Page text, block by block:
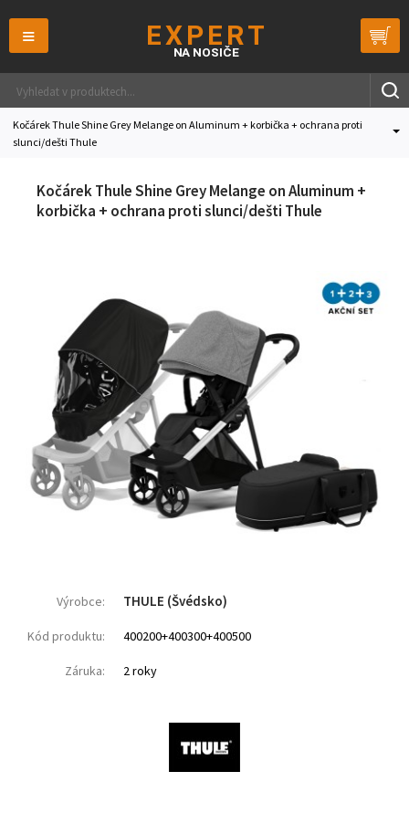
≡
Kočárek Thule Shine Grey Melange on Aluminum + korbička + ochrana proti
slunci/dešti Thule
Kočárek Thule Shine Grey Melange on Aluminum +
korbička + ochrana proti slunci/dešti Thule
Výrobce: THULE (Švédsko)
Kód produktu: 400200+400300+400500
Záruka: 2 roky